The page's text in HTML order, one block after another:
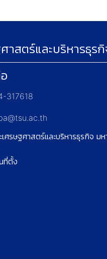
าสตร์และบริหารธุ
317618
ศรษฐศาสตร์และบริหารธุรกิจ
ที่ตั้ง